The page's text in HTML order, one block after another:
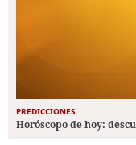
PREDICCIONES
Horóscopo de hoy: